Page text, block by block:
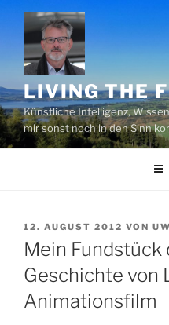
Zum
Inhalt
springen
LIVING THE
Künstliche Intelligenz,
mir sonst noch in den Sinn
VERÖFFENTLICHT
AM
12. AUGUST 2012 VON
Mein Fundstück
Geschichte von
Animationsfilm